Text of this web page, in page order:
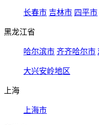
长春市 吉林市 四平市
黑龙江省
哈尔滨市 齐齐哈尔市
大兴安岭地区
上海
上海市